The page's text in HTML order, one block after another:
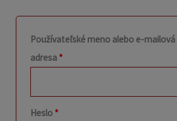
Používateľské meno alebo e-mailová
adresa *
Heslo *